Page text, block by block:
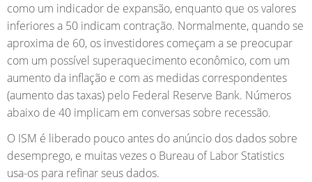
como um indicador de expansão, enquanto que os valores
inferiores a 50 indicam contração. Normalmente, quando se
aproxima de 60, os investidores começam a se preocupar
com um possível superaquecimento econômico, com um
aumento da inflação e com as medidas correspondentes
(aumento das taxas) pelo Federal Reserve Bank. Números
abaixo de 40 implicam em conversas sobre recessão.
O ISM é liberado pouco antes do anúncio dos dados sobre
desemprego, e muitas vezes o Bureau of Labor Statistics
usa-os para refinar seus dados.